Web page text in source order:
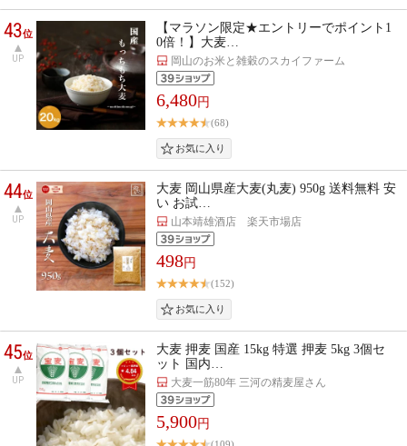
43位
UP
【マラソン限定★エントリーでポイント1
0倍！】大麦…
岡山のお米と雑穀のスカイファーム
6,480円
(68)
44位
UP
大麦 岡山県産大麦(丸麦) 950g 送料無料 安
い お試…
山本靖雄酒店 楽天市場店
498円
(152)
45位
UP
大麦 押麦 国産 15kg 特選 押麦 5kg 3個セ
ット 国内…
大麦一筋80年 三河の精麦屋さん
5,900円